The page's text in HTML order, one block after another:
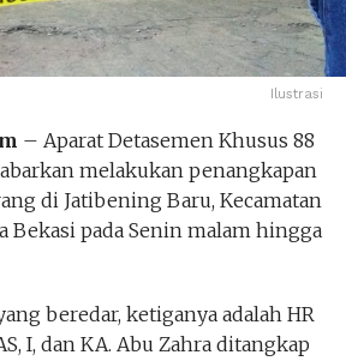
Ilustrasi
– Aparat Detasemen Khusus 88
melakukan penangkapan
di Jatibening Baru, Kecamatan
Bekasi pada Senin malam hingga
beredar, ketiganya adalah HR
I, dan KA. Abu Zahra ditangkap